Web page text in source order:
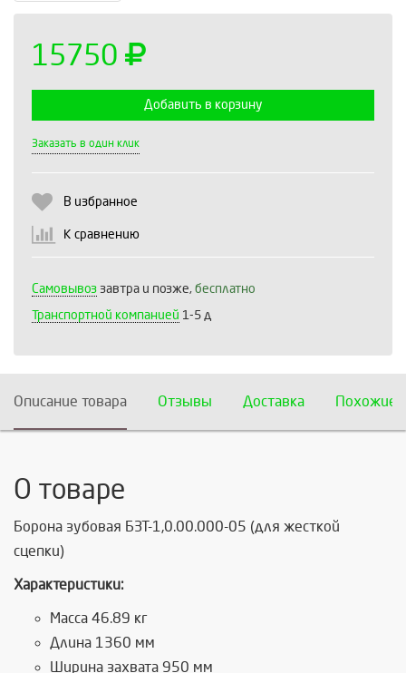
15750
Добавить в корзину
Заказать в один клик
В избранное
К сравнению
Самовывоз завтра и позже, бесплатно
Транспортной компанией 1-5 д
Описание товара Отзывы Доставка Похожие
О товаре
Борона зубовая БЗТ-1,0.00.000-05 (для жесткой
сцепки)
Характеристики:
Масса 46.89 кг
Длина 1360 мм
Ширина захвата 950 мм